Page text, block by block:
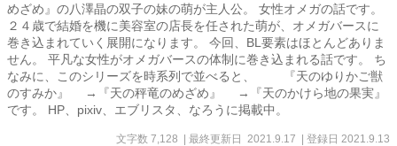
めざめ』の八澤晶の双子の妹の萌が主人公。 女性オメガの話です。
２４歳で結婚を機に美容室の店長を任された萌が、オメガバースに
巻き込まれていく展開になります。 今回、BL要素はほとんどありま
せん。 平凡な女性がオメガバースの体制に巻き込まれる話です。 ち
なみに、このシリーズを時系列で並べると、 『天のゆりかご獣
のすみか』 →『天の秤竜のめざめ』 →『天のかけら地の果実』
です。 HP、pixiv、エブリスタ、なろうに掲載中。
文字数 7,128 | 最終更新日 2021.9.17 | 登録日 2021.9.13